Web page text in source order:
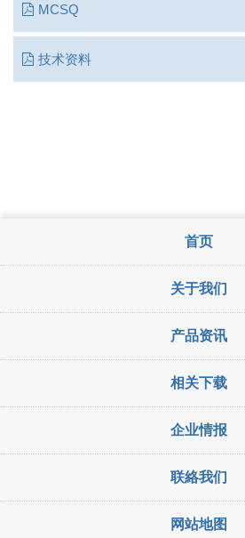
MCSQ
技术资料
首页
关于我们
产品资讯
相关下载
企业情报
联絡我们
网站地图